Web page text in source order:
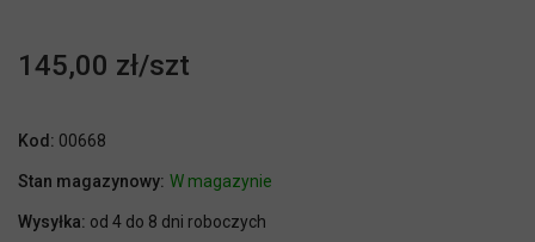
145,00 zł
Kod: 00668
Stan magazynowy: W magazynie
Wysyłka: od 4 do 8 dni roboczych